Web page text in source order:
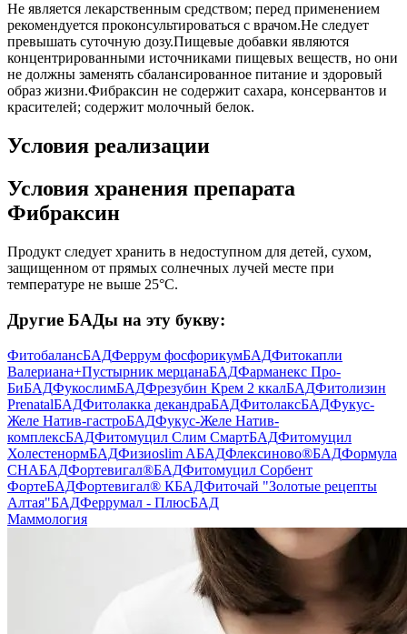
Не является лекарственным средством; перед применением
рекомендуется проконсультироваться с врачом.Не следует
превышать суточную дозу.Пищевые добавки являются
концентрированными источниками пищевых веществ, но они
не должны заменять сбалансированное питание и здоровый
образ жизни.Фибраксин не содержит сахара, консервантов и
красителей; содержит молочный белок.
Условия реализации
Условия хранения препарата
Фибраксин
Продукт следует хранить в недоступном для детей, сухом,
защищенном от прямых солнечных лучей месте при
температуре не выше 25°С.
Другие БАДы на эту букву:
ФитобалансБАДФеррум фосфорикумБАДФитокапли
Валериана+Пустырник мерцанаБАДФарманекс Про-
БиБАДФукослимБАДФрезубин Крем 2 ккалБАДФитолизин
PrenatalБАДФитолакка декандраБАДФитолаксБАДФукус-
Желе Натив-гастроБАДФукус-Желе Натив-
комплексБАДФитомуцил Слим СмартБАДФитомуцил
ХолестенормБАДФизиоslim AБАДФлексиново®БАДФормула
СНАБАДФортевигал®БАДФитомуцил Сорбент
ФортеБАДФортевигал® КБАДФиточай "Золотые рецепты
Алтая"БАДФеррумал - ПлюсБАД
Маммология